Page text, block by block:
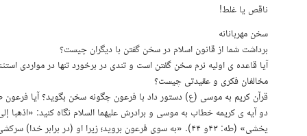
ناقص یا غلط!
سخن مهربانانه
برداشت شما از قانون اسلام در سخن گفتن با دیگران چیست؟
آیا قاعده ی اولیه نرم سخن گفتن است و تندی در برخورد تنها در مواردی
مخالفان فکری و عقیدتی چیست؟
قرآن کریم به موسی (ع) دستور داد با فرعون چگونه سخن بگوید؟ آیا فرعون
دو آیه ی کریمه خطاب به موسی و برادرش علیهما السلام نگاه کنید: «اذهبا
يخشى» (طه: ۴۳و ۴۴). «به سوی فرعون بروید؛ زیرا او (در برابر